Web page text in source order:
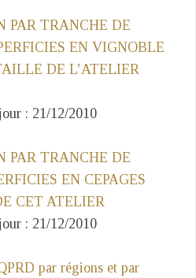
PAR TRANCHE DE
EN VIGNOBLE
DE L’ATELIER
: 21/12/2010
PAR TRANCHE DE
EN CEPAGES
CET ATELIER
: 21/12/2010
par régions et par